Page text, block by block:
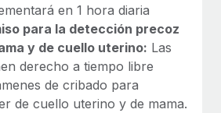
en 1 hora diaria
para la detección precoz
y de cuello uterino: Las
derecho a tiempo libre
de cribado para
de cuello uterino y de mama.